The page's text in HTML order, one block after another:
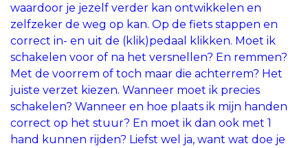
waardoor je jezelf verder kan ontwikkelen en
zelfzeker de weg op kan. Op de fiets stappen en
correct in- en uit de (klik)pedaal klikken. Moet ik
schakelen voor of na het versnellen? En remmen?
Met de voorrem of toch maar die achterrem? Het
juiste verzet kiezen. Wanneer moet ik precies
schakelen? Wanneer en hoe plaats ik mijn handen
correct op het stuur? En moet ik dan ook met 1
hand kunnen rijden? Liefst wel ja, want wat doe je